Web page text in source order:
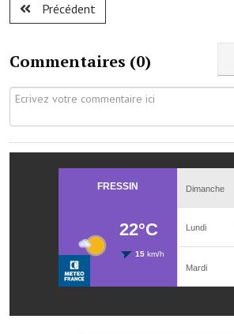
Le conseil départemental
VILLE PRATIQUE
Services publics intercommunaux
Affaires scolaires, CCAS
Eaux, assainissement
France services
Déchets ménagers, tri sélectif, encombrants
Services publics communaux
Démarches administratives
Précédent
Commentaires (0)